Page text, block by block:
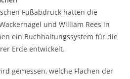
Fußabdruck hatten die
und William Rees in
ein Buchhaltungssystem für die
Erde entwickelt.
gemessen, welche Flächen der